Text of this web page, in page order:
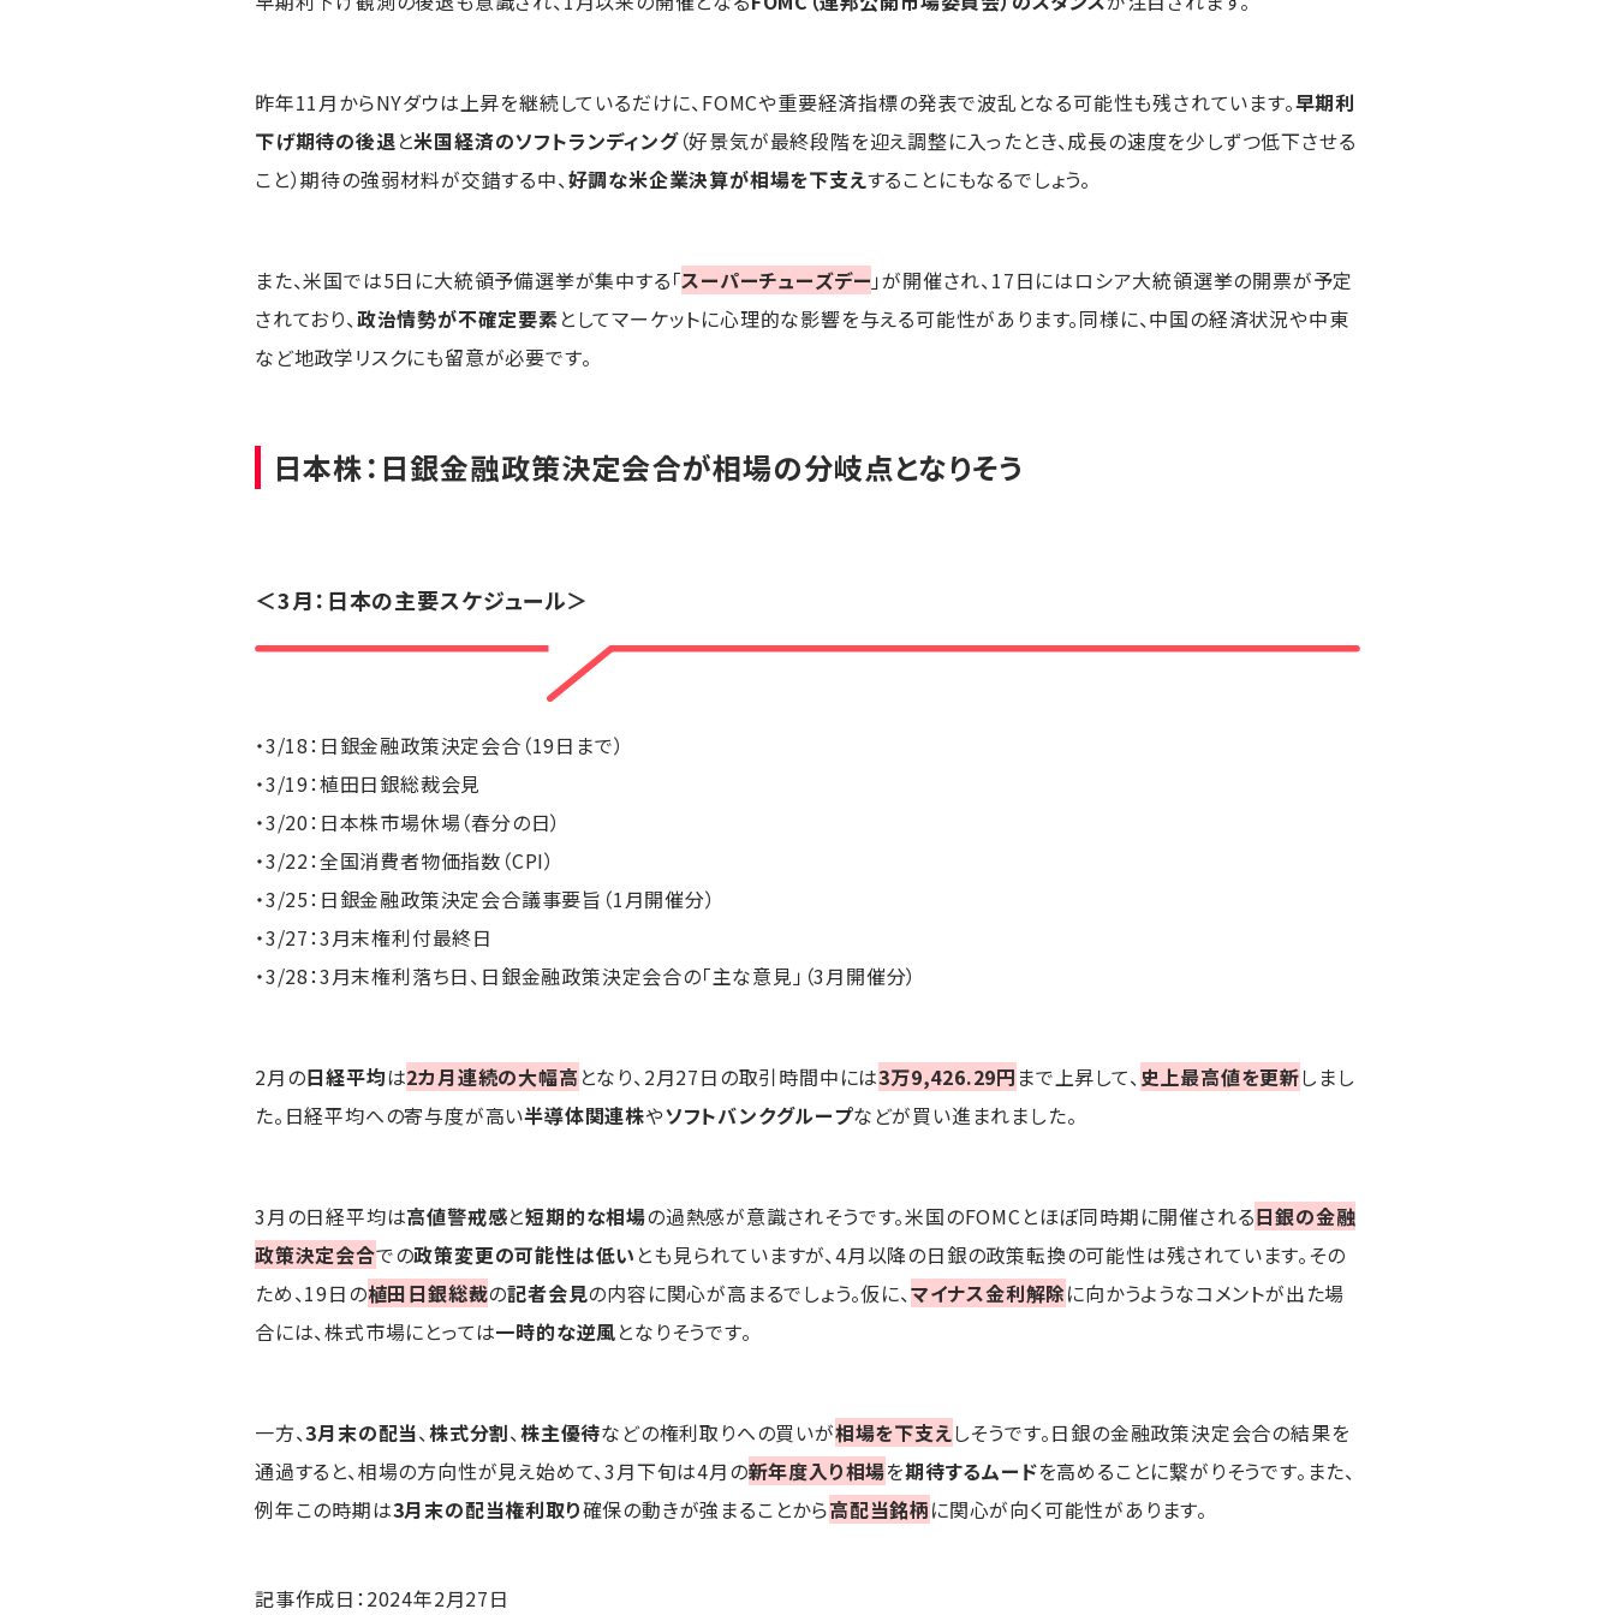
昨年11月からNYダウは上昇を継続しているだけに、FOMCや重要経済指標の発表で波乱となる可能性も残されています。早期利
下げ期待の後退と米国経済のソフトランディング（好景気が最終段階を迎え調整に入ったとき、成長の速度を少しずつ低下させる
こと）期待の強弱材料が交錯する中、好調な米企業決算が相場を下支えすることにもなるでしょう。
また、米国では5日に大統領予備選挙が集中する「スーパーチューズデー 」が開催され、17日にはロシア大統領選挙の開票が予定
されており、政治情勢が不確定要素としてマーケットに心理的な影響を与える可能性があります。同様に、中国の経済状況や中東
など地政学リスクにも留意が必要です。
日本株：日銀金融政策決定会合が相場の分岐点となりそう
＜3月：日本の主要スケジュール＞
・3/18：日銀金融政策決定会合（19日まで）
・3/19：植田日銀総裁会見
・3/20：日本株市場休場（春分の日）
・3/22：全国消費者物価指数（CPI）
・3/25：日銀金融政策決定会合議事要旨（1月開催分）
・3/27：3月末権利付最終日
・3/28：3月末権利落ち日、日銀金融政策決定会合の「主な意見」（3月開催分）
2月の日経平均は2カ月連続の大幅高 となり、2月27日の取引時間中には3万9,426.29円 まで上昇して、史上最高値を更新しまし
た。日経平均への寄与度が高い半導体関連株やソフトバンクグループなどが買い進まれました。
3月の日経平均は高値警戒感と短期的な相場の過熱感が意識されそうです。米国のFOMCとほぼ同時期に開催される日銀の金融
政策決定会合での政策変更の可能性は低い とも見られていますが、4月以降の日銀の政策転換の可能性は残されています。その
ため、19日の植田日銀総裁の記者会見の内容に関心が高まるでしょう。仮に、マイナス金利解除に向かうようなコメントが出た場
合には、株式市場にとっては一時的な逆風となりそうです。
一方、3月末の配当、株式分割、株主優待などの権利取りへの買いが相場を下支えしそうです。日銀の金融政策決定会合の結果を
通過すると、相場の方向性が見え始めて、3月下旬は4月の新年度入り相場を期待するムードを高めることに繋がりそうです。また、
例年この時期は3月末の配当権利取り確保の動きが強まることから高配当銘柄に関心が向く可能性があります。
記事作成日：2024年2月27日